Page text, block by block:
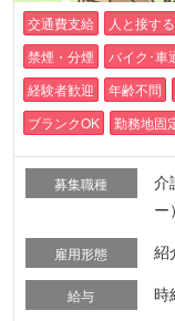
交通費支給 人と接す
禁煙・分煙
バイク･車
経験者歓迎
年齢不問
ブランクOK
勤務地固
募集職種
介
ー）
雇用形態 紹
給与 時